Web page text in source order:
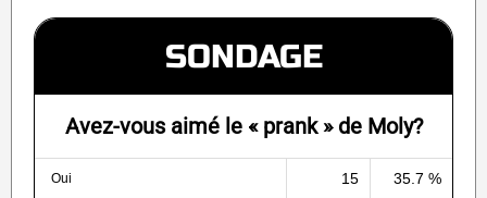
SONDAGE
Avez-vous aimé le « prank » de Moly?
Oui 15 35.7 %